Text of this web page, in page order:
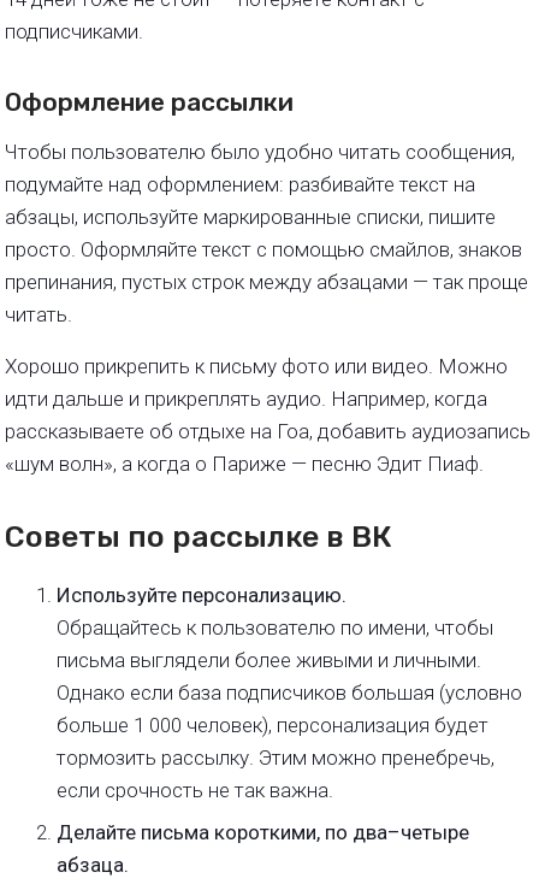
подписчиками.
Оформление рассылки
Чтобы пользователю было удобно читать сообщения,
подумайте над оформлением: разбивайте текст на
абзацы, используйте маркированные списки, пишите
просто. Оформляйте текст с помощью смайлов, знаков
препинания, пустых строк между абзацами — так проще
читать.
Хорошо прикрепить к письму фото или видео. Можно
идти дальше и прикреплять аудио. Например, когда
рассказываете об отдыхе на Гоа, добавить аудиозапись
«шум волн», а когда о Париже — песню Эдит Пиаф.
Советы по рассылке в ВК
Используйте персонализацию.
Обращайтесь к пользователю по имени, чтобы
письма выглядели более живыми и личными.
Однако если база подписчиков большая (условно
больше 1 000 человек), персонализация будет
тормозить рассылку. Этим можно пренебречь,
если срочность не так важна.
Делайте письма короткими, по два–четыре
абзаца.